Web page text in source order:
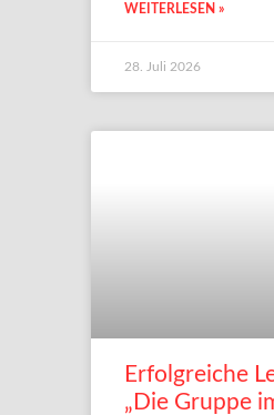
WEITERLESEN »
28. Juli 2026
Erfolgreiche
„Die Gruppe